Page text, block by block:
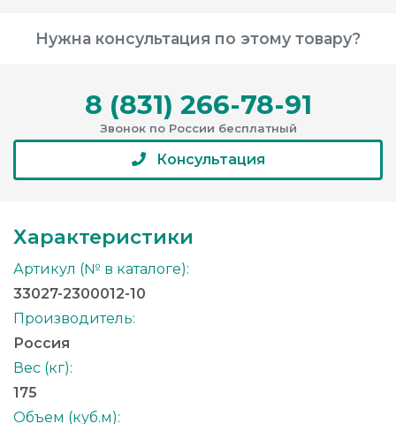
Нужна консультация по этому товару?
8 (831) 266-78-91
Звонок по России бесплатный
Консультация
Характеристики
Артикул (№ в каталоге):
33027-2300012-10
Производитель:
Россия
Вес (кг):
175
Объем (куб.м):